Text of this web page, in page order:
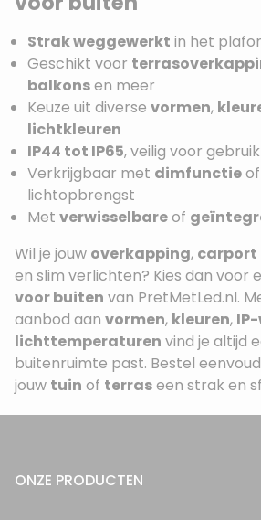
Strak weggewerkt in het
Geschikt voor
balkonsen meer
Keuze uit diverse vormen,
lichtkleuren
IP44 tot IP65, veilig voor
Verkrijgbaar met dimfunctie
lichtopbrengst
Met verwisselbareof
Wil je jouw overkapping, carport
en slim verlichten? Kies dan voor
voor buiten van PretMetLed.nl.
aanbod aan vormen, kleuren,
lichttemperaturen vind je altijd
buitenruimte past. Bestel
jouw tuin of terraseen strak en
ONZE PRODUCTEN